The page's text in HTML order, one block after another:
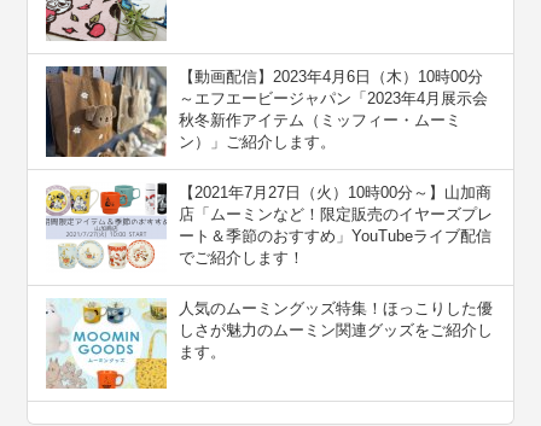
【動画配信】2023年4月6日（木）10時00分
～エフエービージャパン「2023年4月展示会
秋冬新作アイテム（ミッフィー・ムーミ
ン）」ご紹介します。
【2021年7月27日（火）10時00分～】山加商
店「ムーミンなど！限定販売のイヤーズプレ
ート＆季節のおすすめ」YouTubeライブ配信
でご紹介します！
人気のムーミングッズ特集！ほっこりした優
しさが魅力のムーミン関連グッズをご紹介し
ます。